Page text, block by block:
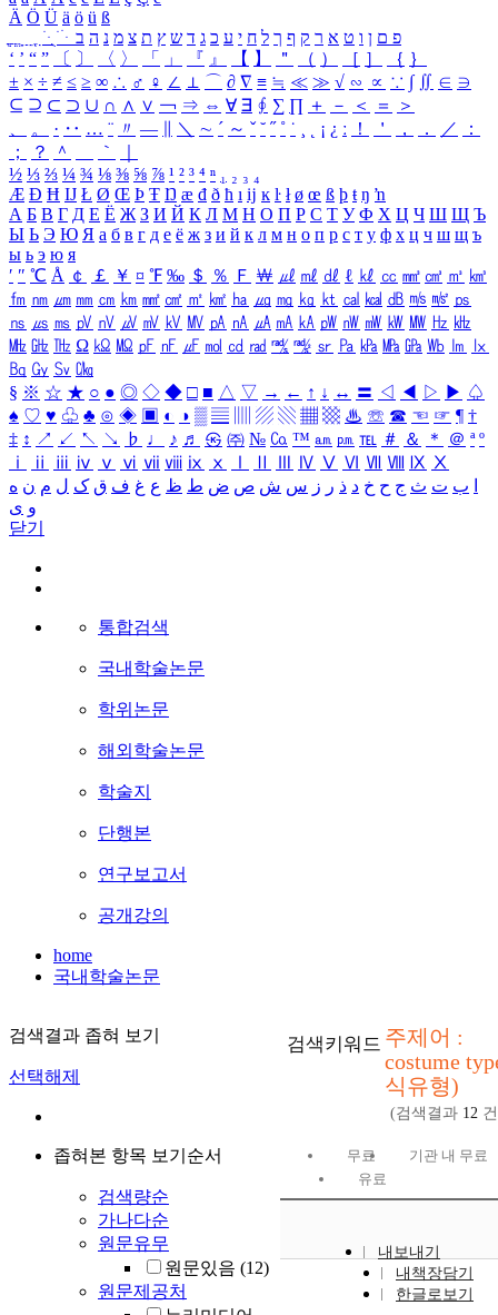
Ä Ö Ü ä ö ü ß
ִֶֹ ֻּ ׁׂ פ ם ן ו ט א ר ק ף ך ל ח י ע כ ג ד ש ץ ת צ מ נ ה ב
‘ ’ “ ” 〔 〕 〈 〉 「 」 『 』 【 】 ＂ （ ） ［ ］ ｛ ｝
± × ÷ ≠ ≤ ≥ ∞ ∴ ♂ ♀ ∠ ⊥ ⌒ ∂ ∇ ≡ ≒ ≪ ≫ √ ∽ ∝ ∵ ∫ ∬ ∈ ∋
⊆ ⊇ ⊂ ⊃ ∪ ∩ ∧ ∨ ￢ ⇒ ⇔ ∀ ∃ ∮ ∑ ∏ ＋ － ＜ ＝
＞
、
。 · ‥ … ¨ 〃 ― ＼ ∼ ´ ～ ˇ ˘ ˝ ˚ ˙ ¸ ¡ ¿ ː ！ ＇ ， ． ／
：
；
？ ＾ ｀
½ ⅓ ⅔ ¼ ¾ ⅛ ⅜ ⅝ ⅞ ¹ ² ³ ⁴ ⁿ ₁ ₂ ₃ ₄
Æ Ð Ħ Ĳ Ł Ø Œ Þ Ŧ Ŋ æ đ ð ħ ı ĳ ĸ ŀ ł ø œ ß þ ŧ ŋ ŉ
А Б В Г Д Е Ё Ж З И Й К Л М Н О П Р С Т У Ф Х Ц Ч Ш Щ Ъ
Ы Ь Э Ю Я а б в г д е ё ж з и й к л м н о п р с т у ф х ц ч ш щ ъ
ы ь э ю я
′ ″ ℃ Å ￠ ￡ ￥ ¤ ℉ ‰ ＄ ％ Ｆ ￦ ㎕ ㎖ ㎗ ℓ ㎘ ㏄ ㎣ ㎤ ㎥ ㎦
㎙ ㎚ ㎛ ㎜ ㎝ ㎞ ㎟ ㎠ ㎡ ㎢ ㏊ ㎍ ㎎ ㎏ ㏏ ㎈ ㎉ ㏈ ㎧ ㎨ ㎰
㎱ ㎲ ㎳ ㎴ ㎵ ㎶ ㎷ ㎸ ㎹ ㎀ ㎁ ㎂ ㎃ ㎄ ㎺ ㎻ ㎽ ㎾ ㎿ ㎐ ㎑
㎒ ㎓ ㎔ Ω ㏀ ㏁ ㎊ ㎋ ㎌ ㏖ ㏅ ㎭ ㎮ ㎯ ㏛ ㎩ ㎪ ㎫ ㎬ ㏝ ㏐
㏓
㏃ ㏉ ㏜ ㏆
§ ※ ☆ ★ ○ ● ◎ ◇ ◆ □ ■ △ ▽ → ← ↑ ↓ ↔ 〓 ◁ ◀ ▷ ▶ ♤
♠ ♡ ♥ ♧ ♣ ⊙ ◈ ▣ ◐ ◑ ▒ ▤ ▨ ▧ ▦ ▩ ♨ ☏ ☎ ☜ ☞ ¶ †
‡ ↕ ↗ ↙ ↖ ↘ ♭ ♩ ♪ ♬ ㉿ ㈜ № ㏇ ™ ㏂ ㏘ ℡ ＃ ＆ ＊ ＠ ª º
ⅰ
ⅱ ⅲ ⅳ ⅴ ⅵ ⅶ ⅷ ⅸ ⅹ Ⅳ Ⅴ Ⅵ Ⅶ Ⅷ Ⅸ Ⅹ
ب ت ث ج ح خ د ذ ر ز س ش ص ض ط ظ ع غ ف ق ک ل م ن ه
و ی
닫기
통합검색
국내학술논문
학위논문
해외학술논문
학술지
단행본
연구보고서
공개강의
home
국내학술논문
검색결과 좁혀 보기
선택해제
좁혀본 항목 보기순서
검색량순
가나다순
원문유무
원문있음 (12)
원문제공처
검색키워드 주제어 :
costume
식유형)
(검색결과 12
무료
기관 내 무료
유료
내보내기
내책장담기
한글로보기